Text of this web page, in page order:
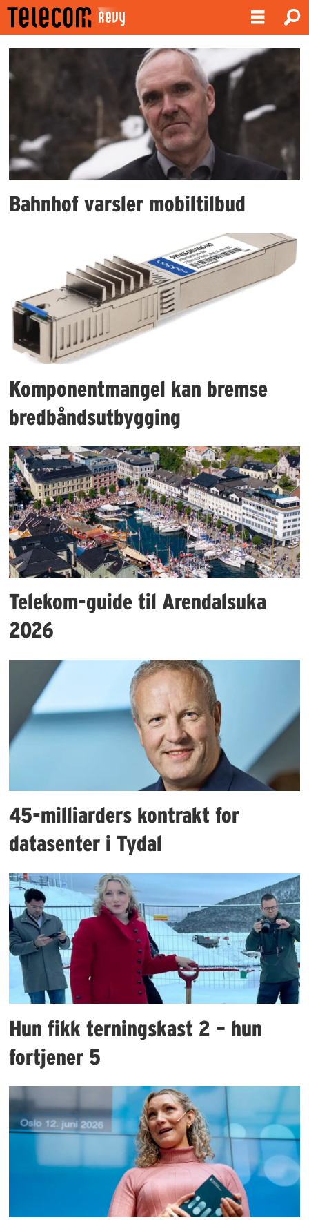
Emne:
telecomrevy
Bahnhof varsler mobiltilbud
Komponentmangel kan bremse
bredbåndsutbygging
Telekom-guide til Arendalsuka
2026
45-milliarders kontrakt for
datasenter i Tydal
Hun fikk terningskast 2 – hun
fortjener 5